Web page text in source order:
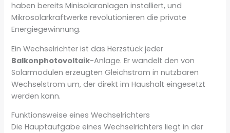
haben bereits Minisolaranlagen installiert, und
Mikrosolarkraftwerke revolutionieren die private
Energiegewinnung.
Ein Wechselrichter ist das Herzstück jeder
Balkonphotovoltaik-Anlage. Er wandelt den von
Solarmodulen erzeugten Gleichstrom in nutzbaren
Wechselstrom um, der direkt im Haushalt eingesetzt
werden kann.
Funktionsweise eines Wechselrichters
Die Hauptaufgabe eines Wechselrichters liegt in der